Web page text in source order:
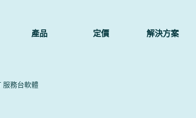
產品 定價 解決方案
服務台軟體